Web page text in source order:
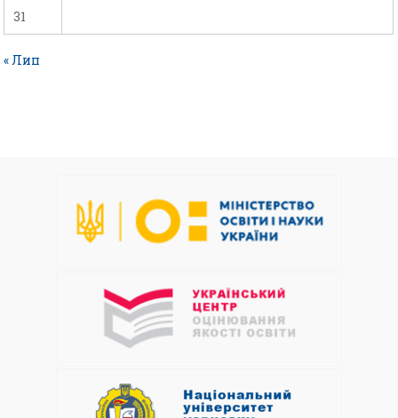
31
« Лип